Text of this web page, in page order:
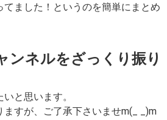
ました！というのを簡単にまとめ
ンネルをざっくり振り
と思います。
すが、ご了承下さいませm(_ _)m